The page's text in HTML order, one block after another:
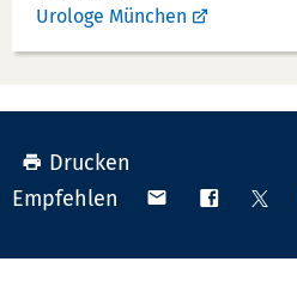
e
r:
Urologe München
Drucken
Empfehlen
Teilen Teilen